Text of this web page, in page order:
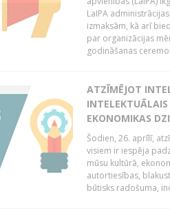
LaIPA
izmaksām, kā arī
par organizācijas
godināšanas
ATZĪMĒJOT
EKONOMIKAS
Šodien, 26. aprīlī,
visiem ir iespēja
mūsu kultūrā,
autortiesības,
būtisks radošuma,